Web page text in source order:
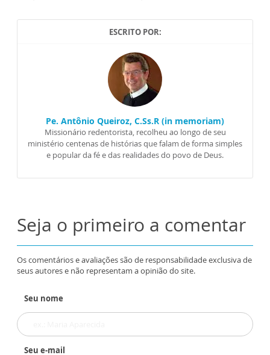
ESCRITO POR:
Pe. Antônio Queiroz, C.Ss.R (in memoriam)
Missionário redentorista, recolheu ao longo de seu
ministério centenas de histórias que falam de forma simples
e popular da fé e das realidades do povo de Deus.
Seja o primeiro a comentar
Os comentários e avaliações são de responsabilidade exclusiva de
seus autores e não representam a opinião do site.
Seu nome
Seu e-mail